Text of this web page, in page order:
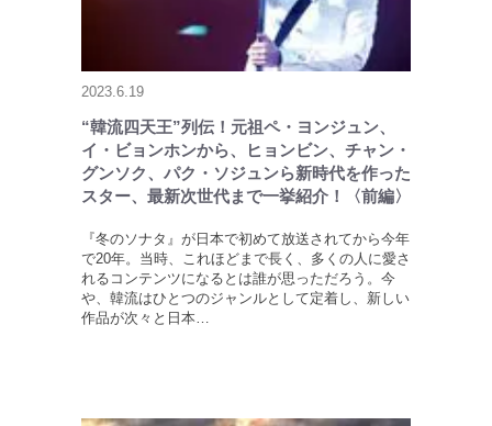
2023.6.19
“韓流四天王”列伝！元祖ペ・ヨンジュン、
イ・ビョンホンから、ヒョンビン、チャン・
グンソク、パク・ソジュンら新時代を作った
スター、最新次世代まで一挙紹介！〈前編〉
『冬のソナタ』が日本で初めて放送されてから今年
で20年。当時、これほどまで長く、多くの人に愛さ
れるコンテンツになるとは誰が思っただろう。今
や、韓流はひとつのジャンルとして定着し、新しい
作品が次々と日本…